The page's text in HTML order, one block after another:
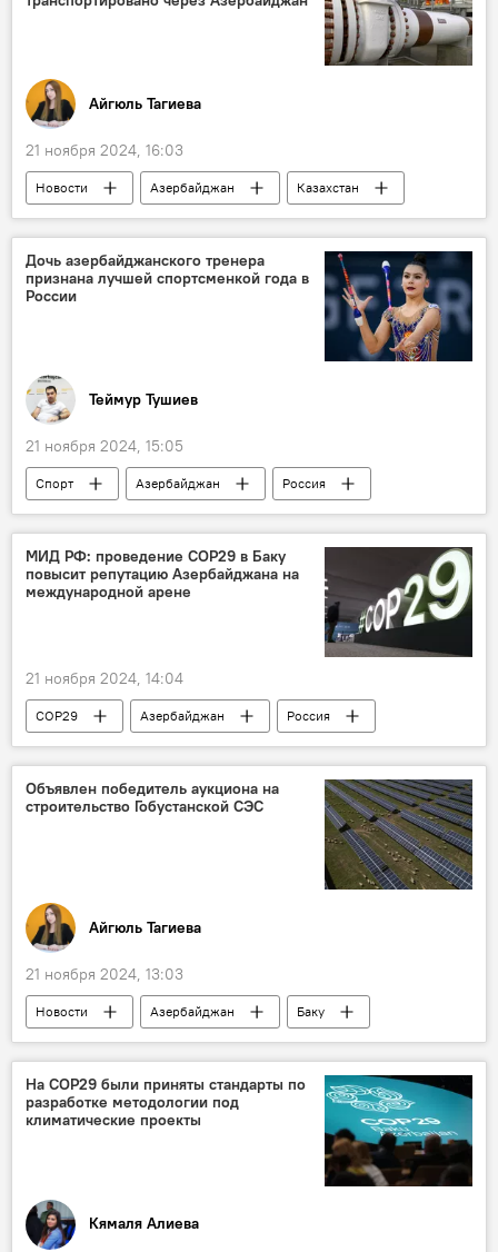
Айгюль Тагиева
21 ноября 2024, 16:03
Новости Азербайджан
Казахстан
Туркменистан
Экономика
нефтяной сектор
Госкомстат Азербайджана
Поставки нефти
Экспорт
SOCAR
Дочь азербайджанского тренера
признана лучшей спортсменкой года в
России
Теймур Тушиев
21 ноября 2024, 15:05
Спорт Азербайджан
Россия
Художественная гимнастика
Министерство спорта РФ
Дмитрий Крамаренко
Футбол
Спортсменка
МИД РФ: проведение СОР29 в Баку
повысит репутацию Азербайджана на
международной арене
21 ноября 2024, 14:04
COP29 Азербайджан
Россия
МИД РФ
Мария Захарова
Брифинг
Михаил Мишустин
Ильхам Алиев
Али Асадов
репутация
29-я Конференция сторон Рамочной конвенции ООН об изменении климата
Объявлен победитель аукциона на
строительство Гобустанской СЭС
Айгюль Тагиева
21 ноября 2024, 13:03
Новости Азербайджан
Баку
энергетика
Министерство энергетики АР
Парвиз Шахбазов
Аукцион
Победитель
Китай
На СОР29 были приняты стандарты по
разработке методологии под
климатические проекты
Кямаля Алиева